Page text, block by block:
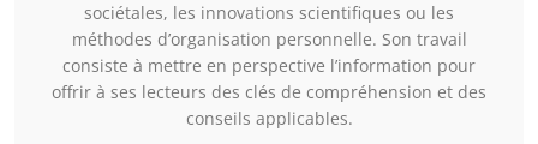
sociétales, les innovations scientifiques ou les
méthodes d’organisation personnelle. Son travail
consiste à mettre en perspective l’information pour
offrir à ses lecteurs des clés de compréhension et des
conseils applicables.